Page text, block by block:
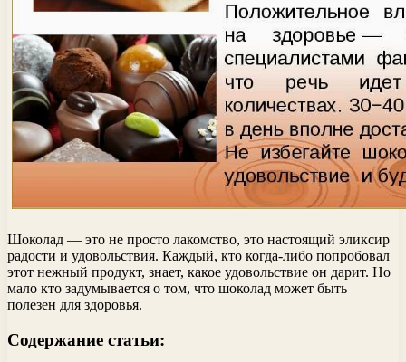
Шоколад — это не просто лакомство, это настоящий эликсир
радости и удовольствия. Каждый, кто когда-либо попробовал
этот нежный продукт, знает, какое удовольствие он дарит. Но
мало кто задумывается о том, что шоколад может быть
полезен для здоровья.
Содержание статьи: